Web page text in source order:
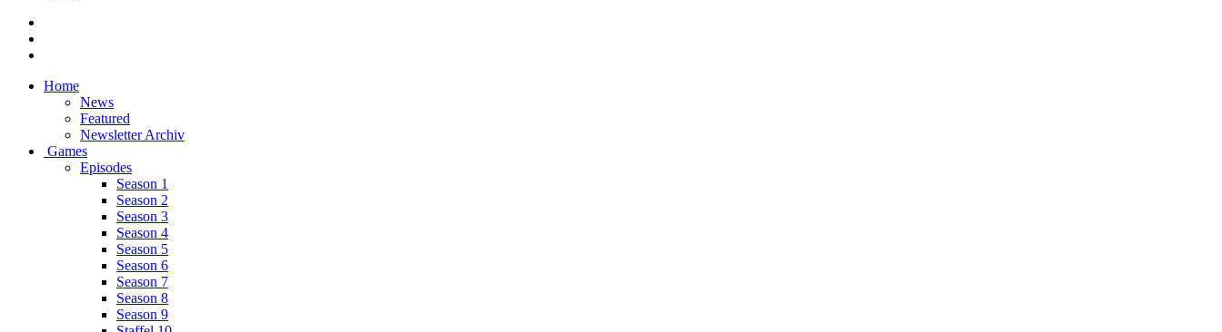
Home
News
Featured
Newsletter Archiv
Games
Episodes
Season 1
Season 2
Season 3
Season 4
Season 5
Season 6
Season 7
Season 8
Season 9